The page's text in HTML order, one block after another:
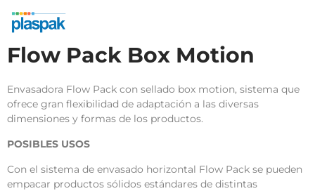
Flow Pack Box Motion
Envasadora Flow Pack con sellado box motion, sistema que
ofrece gran flexibilidad de adaptación a las diversas
dimensiones y formas de los productos.
POSIBLES USOS
Con el sistema de envasado horizontal Flow Pack se pueden
empacar productos sólidos estándares de distintas